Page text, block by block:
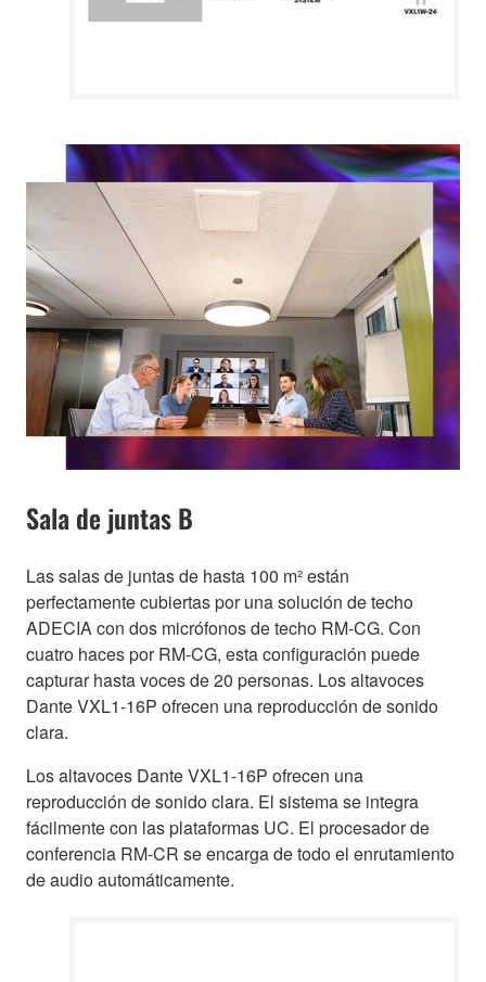
Sala de juntas B
Las salas de juntas de hasta 100 m² están
perfectamente cubiertas por una solución de techo
ADECIA con dos micrófonos de techo RM-CG. Con
cuatro haces por RM-CG, esta configuración puede
capturar hasta voces de 20 personas. Los altavoces
Dante VXL1-16P ofrecen una reproducción de sonido
clara.
Los altavoces Dante VXL1-16P ofrecen una
reproducción de sonido clara. El sistema se integra
fácilmente con las plataformas UC. El procesador de
conferencia RM-CR se encarga de todo el enrutamiento
de audio automáticamente.